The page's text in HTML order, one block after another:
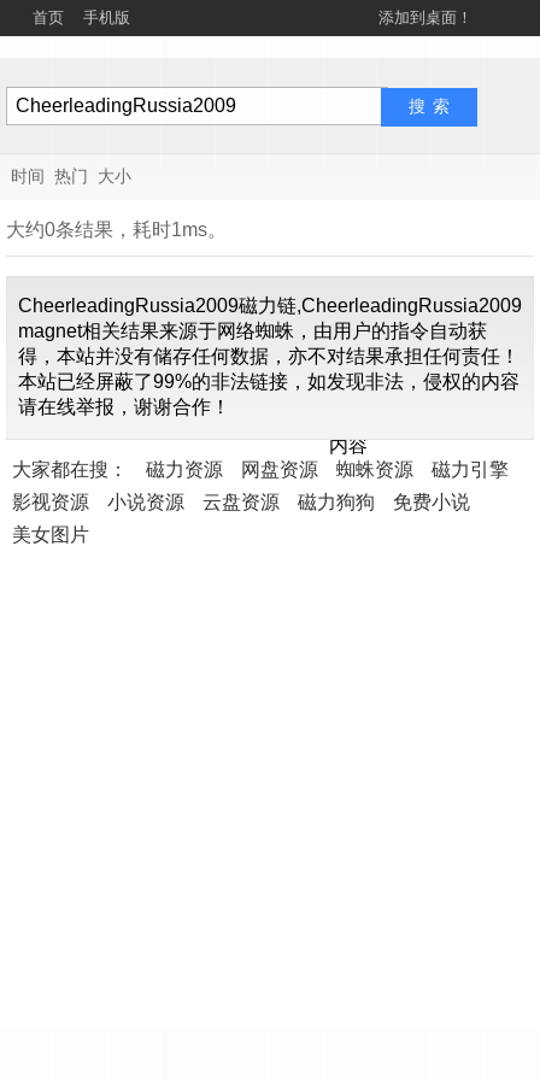
首页 手机版 添加到桌面！
时间 热门 大小
大约0条结果，耗时1ms。
找不到关
内容
CheerleadingRussia2009磁力链,CheerleadingRussia2009
magnet相关结果来源于网络蜘蛛，由用户的指令自动获
得，本站并没有储存任何数据，亦不对结果承担任何责任！
本站已经屏蔽了99%的非法链接，如发现非法，侵权的内容
请在线举报，谢谢合作！
大家都在搜： 磁力资源 网盘资源 蜘蛛资源
磁力引擎
影视资源
小说资源 云盘资源 磁力狗狗
免费小说
美女图片